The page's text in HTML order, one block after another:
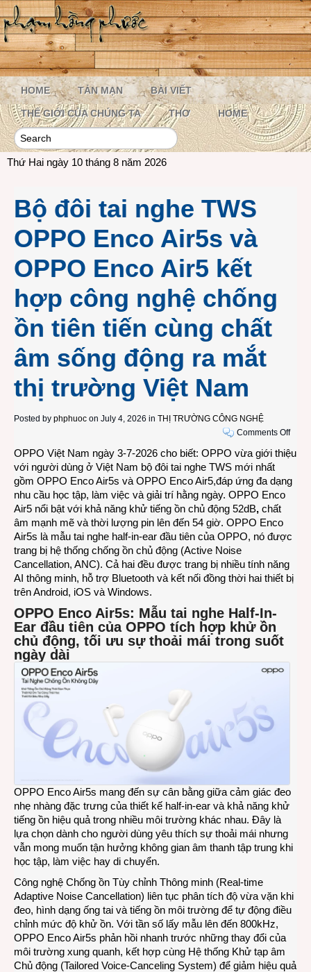
HOME TẢN MẠN BÀI VIẾT
THẾ GIỚI CỦA CHÚNG TA THƠ HOME
Thứ Hai ngày 10 tháng 8 năm 2026
Bộ đôi tai nghe TWS
OPPO Enco Air5s và
OPPO Enco Air5 kết
hợp công nghệ chống
ồn tiên tiến cùng chất
âm sống động ra mắt
thị trường Việt Nam
Posted by phphuoc on July 4, 2026 in THỊ TRƯỜNG CÔNG NGHỆ
Comments Offon
đôi
nghe
Air5s
Enco
ra
Việt
OPPO Việt Nam ngày 3-7-2026 cho biết: OPPO vừa giới thiệu
với người dùng ở Việt Nam bộ đôi tai nghe TWS mới nhất
gồm OPPO Enco Air5s và OPPO Enco Air5,đáp ứng đa dạng
nhu cầu học tập, làm việc và giải trí hằng ngày. OPPO Enco
Air5 nổi bật với khả năng khử tiếng ồn chủ động 52dB, chất
âm mạnh mẽ và thời lượng pin lên đến 54 giờ. OPPO Enco
Air5s là mẫu tai nghe half-in-ear đầu tiên của OPPO, nó được
trang bị hệ thống chống ồn chủ động (Active Noise
Cancellation, ANC). Cả hai đều được trang bị nhiều tính năng
AI thông minh, hỗ trợ Bluetooth và kết nối đồng thời hai thiết bị
trên Android, iOS và Windows.
OPPO Enco Air5s: Mẫu tai nghe Half-In-
Ear đầu tiên của OPPO tích hợp khử ồn
chủ động, tối ưu sự thoải mái trong suốt
ngày dài
OPPO Enco Air5s mang đến sự cân bằng giữa cảm giác đeo
nhẹ nhàng đặc trưng của thiết kế half-in-ear và khả năng khử
tiếng ồn hiệu quả trong nhiều môi trường khác nhau. Đây là
lựa chọn dành cho người dùng yêu thích sự thoải mái nhưng
vẫn mong muốn tận hưởng không gian âm thanh tập trung khi
học tập, làm việc hay di chuyển.
Công nghệ Chống ồn Tùy chỉnh Thông minh (Real-time
Adaptive Noise Cancellation) liên tục phân tích độ vừa vặn khi
đeo, hình dạng ống tai và tiếng ồn môi trường để tự động điều
chỉnh mức độ khử ồn. Với tần số lấy mẫu lên đến 800kHz,
OPPO Enco Air5s phản hồi nhanh trước những thay đổi của
môi trường xung quanh, kết hợp cùng Hệ thống Khử tạp âm
Chủ động (Tailored Voice-Canceling System) để giảm hiệu quả